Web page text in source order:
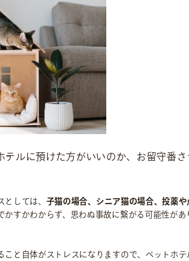
ース
情報
問い合わせ
ルに預けた方がいいのか、お留守番
しては、 子猫の場合、シニア猫の場合、投薬
すかわからず、思わぬ事故に繋がる可能性が
こと自体がストレスになりますので、ペットホ